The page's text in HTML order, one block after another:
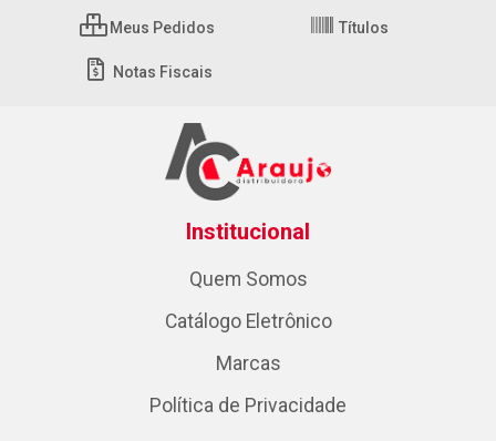
Meus Pedidos Títulos
Notas Fiscais
Institucional
Quem Somos
Catálogo Eletrônico
Marcas
Política de Privacidade